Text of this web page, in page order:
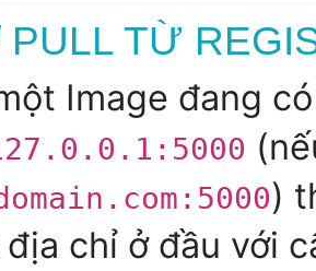
PULL TỪ
Image đang
)
chỉ ở đầu với